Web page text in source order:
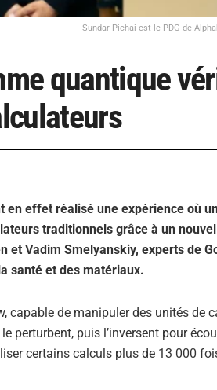
Sundar Pichai est le PDG de
quantique
effet réalisé une expérience où
traditionnels grâce à un
et Vadim Smelyanskiy, experts de
santé et des matériaux.
capable de manipuler des unités de
puis l’inversent pour
certains calculs plus de 13 000